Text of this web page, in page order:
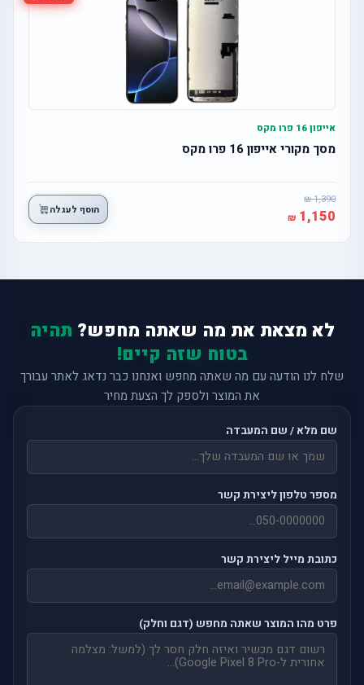
אייפון 16 פרו מקס
מסך מקורי אייפון 16 פרו מקס
1,390
1,150 הוסף לעגלה
לא מצאת את מה שאתה מחפש? תהיה
בטוח שזה קיים!
שלח לנו הודעה עם מה שאתה מחפש ואנחנו כבר נדאג לאתר עבורך
את המוצר ולספק לך הצעת מחיר
שם מלא / שם המעבדה
מספר טלפון ליצירת קשר
כתובת מייל ליצירת קשר
פרט מהו המוצר שאתה מחפש (דגם וחלק)